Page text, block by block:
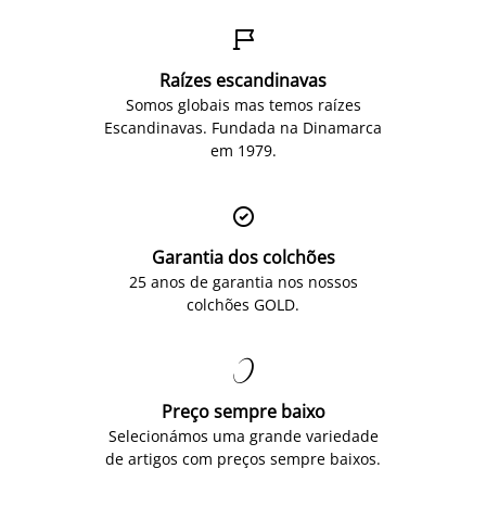

Raízes escandinavas
Somos globais mas temos raízes
Escandinavas. Fundada na Dinamarca
em 1979.

Garantia dos colchões
25 anos de garantia nos nossos
colchões GOLD.

Preço sempre baixo
Selecionámos uma grande variedade
de artigos com preços sempre baixos.